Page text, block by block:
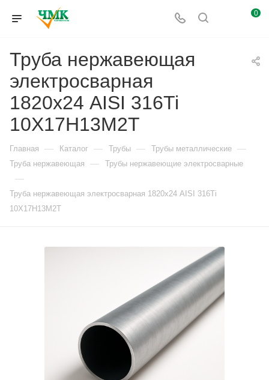
0
Труба нержавеющая
электросварная
1820х24 AISI 316Ti
10Х17Н13М2Т
Главная — Каталог — Трубы — Трубы металлические —
Труба нержавеющая — Трубы нержавеющие электросварные
—
Труба нержавеющая электросварная 1820х24 AISI 316Ti
10Х17Н13М2Т